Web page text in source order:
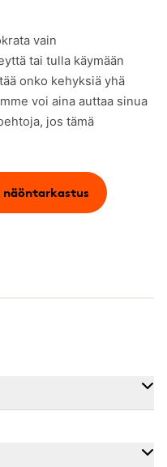
vain
tai tulla käymään
onko kehyksiä yhä
voi aina auttaa sinua
jos tämä
näöntarkastus